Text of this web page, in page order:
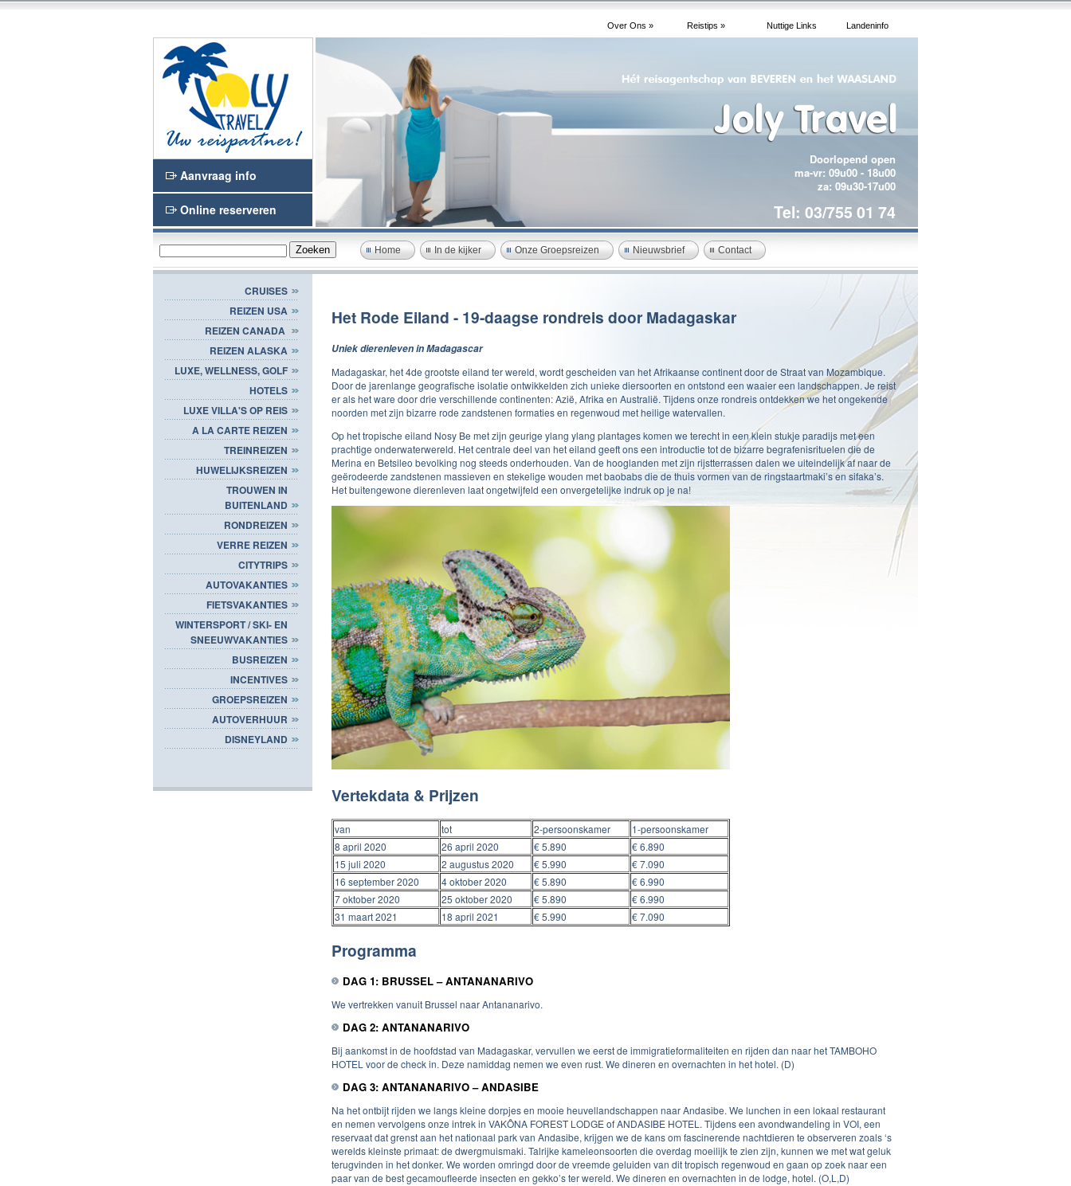
Over Ons » Reistips » Nuttige Links Landeninfo
Doorlopend open
ma-vr: 09u00 - 18u00
za: 09u30-17u00
Tel: 03/755 01 74
Aanvraag info
Online reserveren
Home In de kijker Onze Groepsreizen Nieuwsbrief Contact
CRUISES
REIZEN USA
REIZEN CANADA
REIZEN ALASKA
LUXE, WELLNESS, GOLF
HOTELS
LUXE VILLA'S OP REIS
A LA CARTE REIZEN
TREINREIZEN
HUWELIJKSREIZEN
TROUWEN IN
BUITENLAND
RONDREIZEN
VERRE REIZEN
CITYTRIPS
AUTOVAKANTIES
FIETSVAKANTIES
WINTERSPORT / SKI- EN
SNEEUWVAKANTIES
BUSREIZEN
INCENTIVES
GROEPSREIZEN
AUTOVERHUUR
DISNEYLAND
Het Rode Eiland - 19-daagse rondreis door Madagaskar
Uniek dierenleven in Madagascar
Madagaskar, het 4de grootste eiland ter wereld, wordt gescheiden van het Afrikaanse continent door de Straat van Mozambique.
Door de jarenlange geografische isolatie ontwikkelden zich unieke diersoorten en ontstond een waaier een landschappen. Je reist
er als het ware door drie verschillende continenten: Azië, Afrika en Australië. Tijdens onze rondreis ontdekken we het ongekende
noorden met zijn bizarre rode zandstenen formaties en regenwoud met heilige watervallen.
Op het tropische eiland Nosy Be met zijn geurige ylang ylang plantages komen we terecht in een klein stukje paradijs met een
prachtige onderwaterwereld. Het centrale deel van het eiland geeft ons een introductie tot de bizarre begrafenisrituelen die de
Merina en Betsileo bevolking nog steeds onderhouden. Van de hooglanden met zijn rijstterrassen dalen we uiteindelijk af naar de
geërodeerde zandstenen massieven en stekelige wouden met baobabs die de thuis vormen van de ringstaartmaki’s en sifaka’s.
Het buitengewone dierenleven laat ongetwijfeld een onvergetelijke indruk op je na!
Vertekdata & Prijzen
van tot 2-persoonskamer
1-persoonskamer
8 april 2020
26 april 2020 € 5.890
€ 6.890
15 juli 2020
2 augustus 2020 € 5.990
€ 7.090
16 september 2020
4 oktober 2020 € 5.890
€ 6.990
7 oktober 2020
25 oktober 2020 € 5.890
€ 6.990
31 maart 2021
18 april 2021 € 5.990 € 7.090
Programma
DAG 1: BRUSSEL – ANTANANARIVO
We vertrekken vanuit Brussel naar Antananarivo.
DAG 2: ANTANANARIVO
Bij aankomst in de hoofdstad van Madagaskar, vervullen we eerst de immigratieformaliteiten en rijden dan naar het TAMBOHO
HOTEL voor de check in. Deze namiddag nemen we even rust. We dineren en overnachten in het hotel. (D)
DAG 3: ANTANANARIVO – ANDASIBE
Na het ontbijt rijden we langs kleine dorpjes en mooie heuvellandschappen naar Andasibe. We lunchen in een lokaal restaurant
en nemen vervolgens onze intrek in VAKÔNA FOREST LODGE of ANDASIBE HOTEL. Tijdens een avondwandeling in VOI, een
reservaat dat grenst aan het nationaal park van Andasibe, krijgen we de kans om fascinerende nachtdieren te observeren zoals ‘s
werelds kleinste primaat: de dwergmuismaki. Talrijke kameleonsoorten die overdag moeilijk te zien zijn, kunnen we met wat geluk
terugvinden in het donker. We worden omringd door de vreemde geluiden van dit tropisch regenwoud en gaan op zoek naar een
paar van de best gecamoufleerde insecten en gekko’s ter wereld. We dineren en overnachten in de lodge, hotel. (O,L,D)